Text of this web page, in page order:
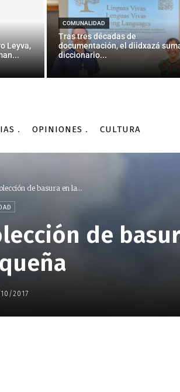
Leyva,
COMUNALIDAD
Tras tres décadas de
documentación, el diidxazá
diccionario...
OPINIONES CULTURA
de basura en la...
de
2017